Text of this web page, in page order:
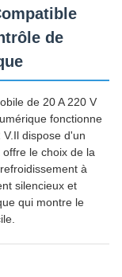
de
de 20 A 220 V
fonctionne
dispose d'un
le choix de la
à
silencieux et
qui montre le